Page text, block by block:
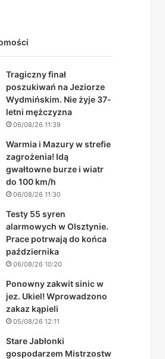
Tragiczny finał
poszukiwań na Jeziorze
Wydmińskim. Nie żyje 37-
letni mężczyzna
06/08/26 11:39
Warmia i Mazury w strefie
zagrożenia! Idą
gwałtowne burze i wiatr
do 100 km/h
06/08/26 11:30
Testy 55 syren
alarmowych w Olsztynie.
Prace potrwają do końca
października
06/08/26 10:20
Ponowny zakwit sinic w
jez. Ukiel! Wprowadzono
zakaz kąpieli
05/08/26 12:11
Stare Jabłonki
gospodarzem Mistrzostw